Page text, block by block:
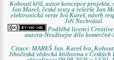
Kohoutí kříž, autor koncepce projektu,
Jan Mareš, české texty a rešerše Jan
elektronická verze Ivo Kareš, návrh
Jiří Nechvátal.
Podléhá licenci Creative
autora-Neužívejte dílo
Citace: MAREŠ Jan. Kareš Ivo.
Jihočeská vědecká knihovna v